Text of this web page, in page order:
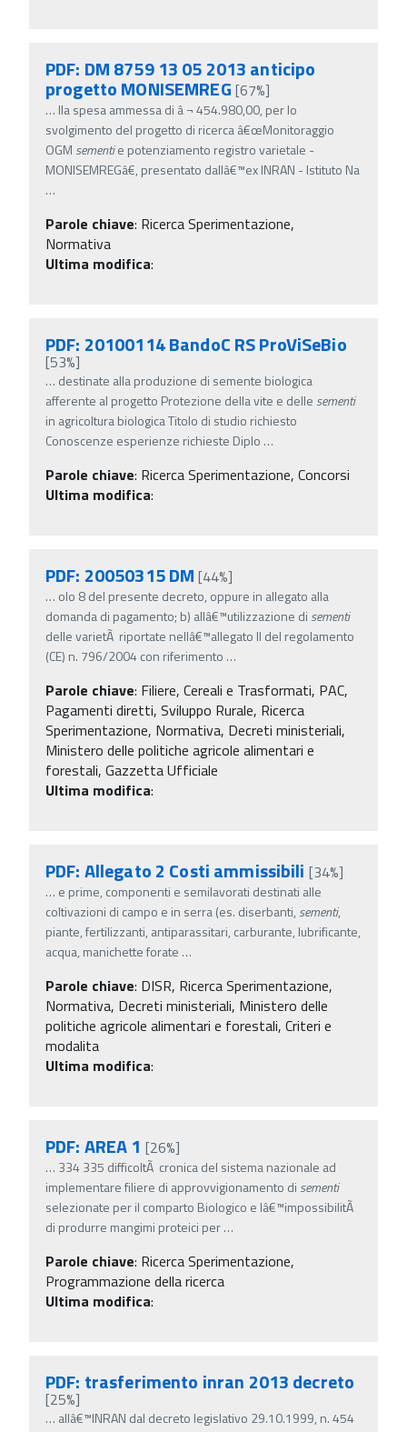
PDF: DM 8759 13 05 2013 anticipo
progetto MONISEMREG [67%]
… lla spesa ammessa di â‚¬ 454.980,00, per lo
svolgimento del progetto di ricerca â€œMonitoraggio
OGM sementie potenziamento registro varietale -
MONISEMREGâ€, presentato dallâ€™ex INRAN - Istituto Na
…
Parole chiave: Ricerca Sperimentazione,
Normativa
Ultima modifica:
PDF: 20100114 BandoC RS ProViSeBio
[53%]
… destinate alla produzione di semente biologica
afferente al progetto Protezione della vite e delle sementi
in agricoltura biologica Titolo di studio richiesto
Conoscenze esperienze richieste Diplo …
Parole chiave: Ricerca Sperimentazione, Concorsi
Ultima modifica:
PDF: 20050315 DM [44%]
… olo 8 del presente decreto, oppure in allegato alla
domanda di pagamento; b) allâ€™utilizzazione di sementi
delle varietÃ riportate nellâ€™allegato II del regolamento
(CE) n. 796/2004 con riferimento …
Parole chiave: Filiere, Cereali e Trasformati, PAC,
Pagamenti diretti, Sviluppo Rurale, Ricerca
Sperimentazione, Normativa, Decreti ministeriali,
Ministero delle politiche agricole alimentari e
forestali, Gazzetta Ufficiale
Ultima modifica:
PDF: Allegato 2 Costi ammissibili [34%]
… e prime, componenti e semilavorati destinati alle
coltivazioni di campo e in serra (es. diserbanti, sementi,
piante, fertilizzanti, antiparassitari, carburante, lubrificante,
acqua, manichette forate …
Parole chiave: DISR, Ricerca Sperimentazione,
Normativa, Decreti ministeriali, Ministero delle
politiche agricole alimentari e forestali, Criteri e
modalita
Ultima modifica:
PDF: AREA 1 [26%]
… 334 335 difficoltÃ cronica del sistema nazionale ad
implementare filiere di approvvigionamento di sementi
selezionate per il comparto Biologico e lâ€™impossibilitÃ
di produrre mangimi proteici per…
Parole chiave: Ricerca Sperimentazione,
Programmazione della ricerca
Ultima modifica:
PDF: trasferimento inran 2013 decreto
[25%]
… allâ€™INRAN dal decreto legislativo 29.10.1999, n. 454